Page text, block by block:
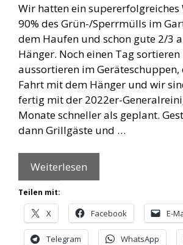
Wir hatten ein supererfolgreiches
90% des Grün-/Sperrmülls im
dem Haufen und schon gute 2/3
Hänger. Noch einen Tag
aussortieren im Geräteschuppen,
Fahrt mit dem Hänger und wir
fertig mit der 2022er-
Monate schneller als geplant.
dann Grillgäste und …
Weiterlesen
Teilen mit:
X Facebook E-
Telegram WhatsApp